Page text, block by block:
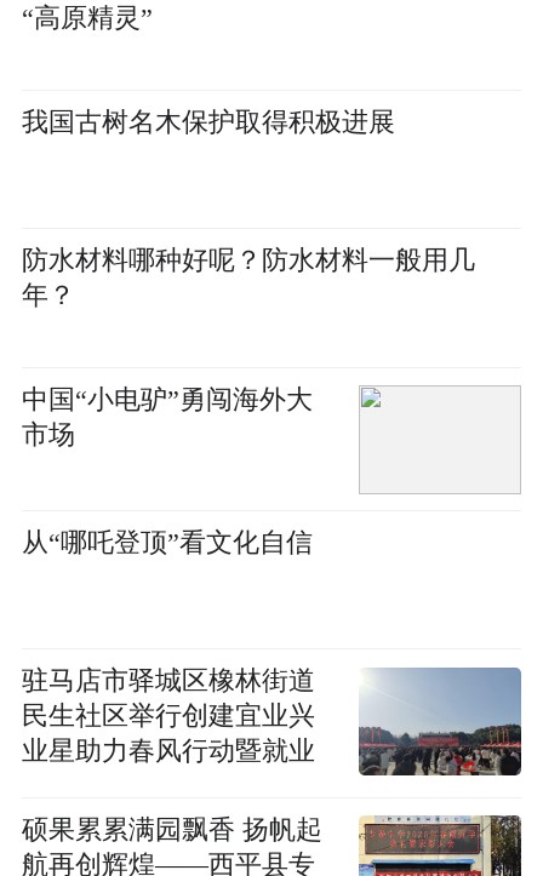
“高原精灵”
我国古树名木保护取得积极进展
防水材料哪种好呢？防水材料一般用几
年？
中国“小电驴”勇闯海外大
市场
从“哪吒登顶”看文化自信
驻马店市驿城区橡林街道
民生社区举行创建宜业兴
业星助力春风行动暨就业
硕果累累满园飘香 扬帆起
航再创辉煌——西平县专